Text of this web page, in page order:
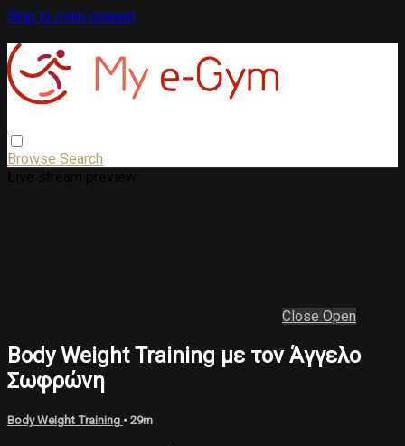
Skip to main content
Browse Search
Close Open
Body Weight Training με τον Άγγελο
Σωφρώνη
Body Weight Training • 29m